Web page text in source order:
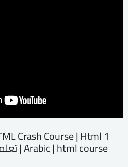
Crash Course | Html
Arabic | html course | تعلم htm | كورس html